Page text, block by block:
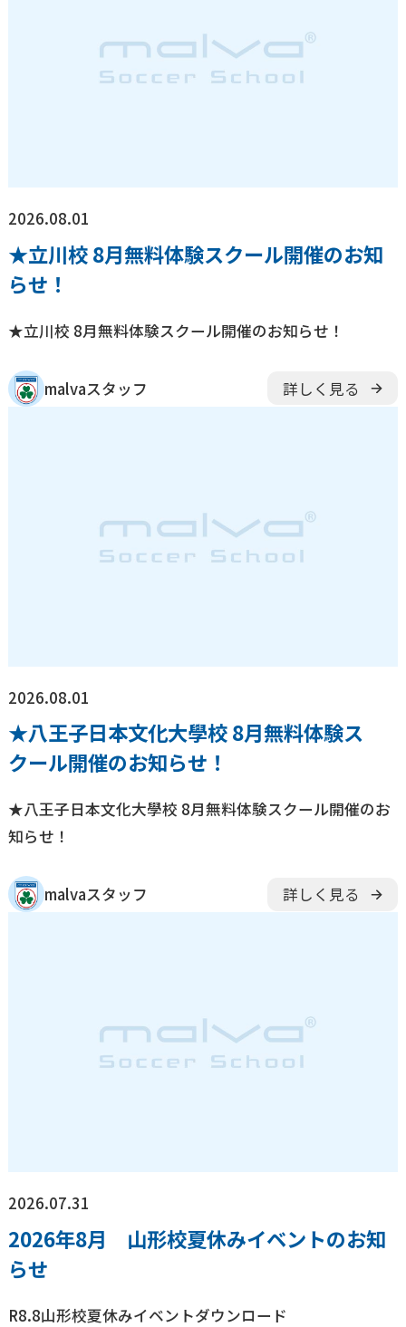
2026.08.01
★立川校 8月無料体験スクール開催のお知
らせ！
★立川校 8月無料体験スクール開催のお知らせ！
malvaスタッフ 詳しく見る
2026.08.01
★八王子日本文化大學校 8月無料体験ス
クール開催のお知らせ！
★八王子日本文化大學校 8月無料体験スクール開催のお
知らせ！
malvaスタッフ 詳しく見る
2026.07.31
2026年8月 山形校夏休みイベントのお知
らせ
R8.8山形校夏休みイベントダウンロード